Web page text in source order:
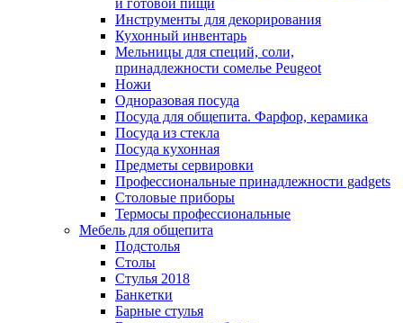
и готовой пищи
Инструменты для декорирования
Кухонный инвентарь
Мельницы для специй, соли,
принадлежности сомелье Peugeot
Ножи
Одноразовая посуда
Посуда для общепита. Фарфор, керамика
Посуда из стекла
Посуда кухонная
Предметы сервировки
Профессиональные принадлежности gadgets
Столовые приборы
Термосы профессиональные
Мебель для общепита
Подстолья
Столы
Стулья 2018
Банкетки
Барные стулья